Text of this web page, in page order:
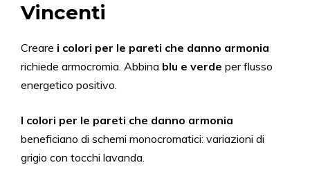
Vincenti
Creare i colori per le pareti che danno armonia
richiede armocromia. Abbina blu e verde per flusso
energetico positivo.
I colori per le pareti che danno armonia
beneficiano di schemi monocromatici: variazioni di
grigio con tocchi lavanda.